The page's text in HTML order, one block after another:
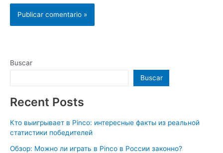
Buscar
Buscar
Recent Posts
Кто выигрывает в Pinco: интересные факты из реальной
статистики победителей
Обзор: Можно ли играть в Pinco в России законно?